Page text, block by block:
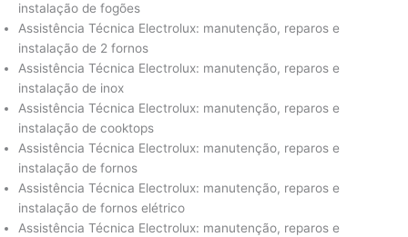
instalação de fogões
Assistência Técnica Electrolux: manutenção, reparos e
instalação de 2 fornos
Assistência Técnica Electrolux: manutenção, reparos e
instalação de inox
Assistência Técnica Electrolux: manutenção, reparos e
instalação de cooktops
Assistência Técnica Electrolux: manutenção, reparos e
instalação de fornos
Assistência Técnica Electrolux: manutenção, reparos e
instalação de fornos elétrico
Assistência Técnica Electrolux: manutenção, reparos e